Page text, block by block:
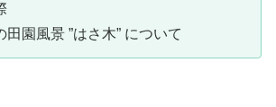
園風景 ”はさ木” について